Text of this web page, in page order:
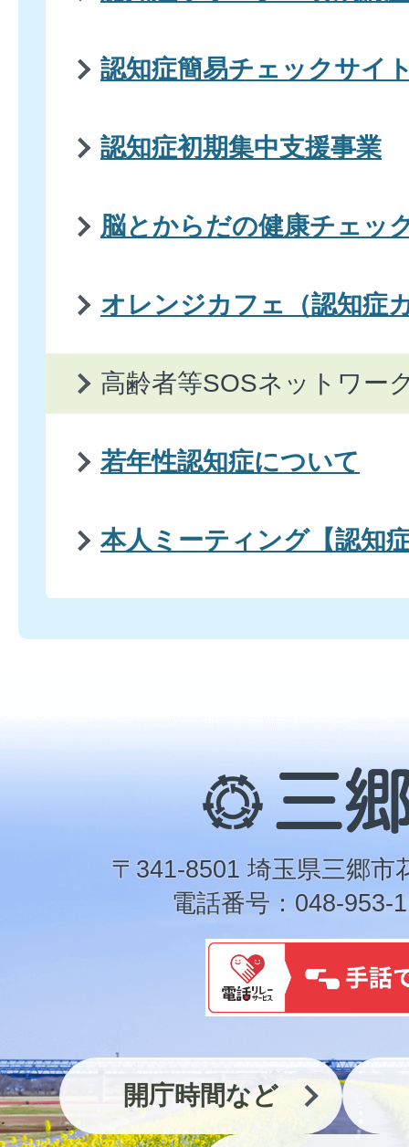
認知症簡易チェックサイ
認知症初期集中支援事業
脳とからだの健康チェッ
オレンジカフェ（認知症
高齢者等SOSネットワー
若年性認知症について
本人ミーティング【認知
三
郷
市
〒341-8501 埼玉県三郷市
電話番号：048-953-
開庁時間など